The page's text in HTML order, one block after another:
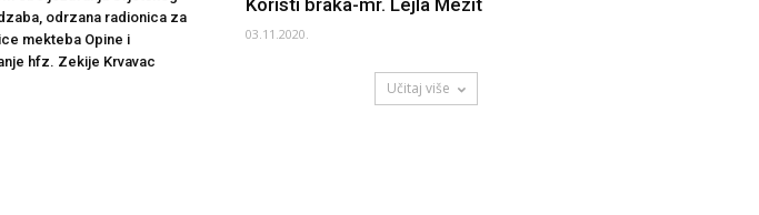
odrzana radionica za
mekteba Opine i
hfz. Zekije Krvavac
Koristi braka-mr. Lejla Mezit
03.11.2020.
Učitaj više